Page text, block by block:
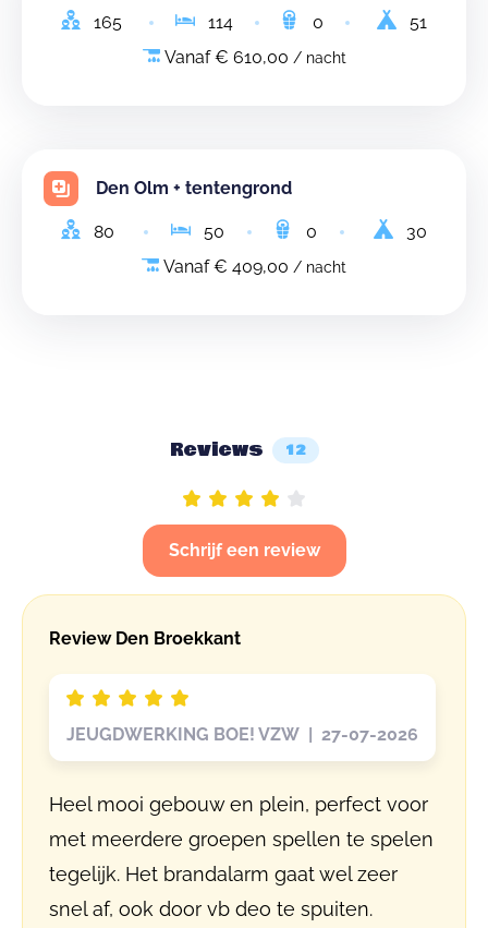
165 114 0
51
Vanaf € 610,00 / nacht
Den Olm + tentengrond
80 50 0
30
Vanaf € 409,00 / nacht
Reviews 12
Schrijf een review
Review Den Broekkant
JEUGDWERKING BOE! VZW | 27-07-2026
Heel mooi gebouw en plein, perfect voor
met meerdere groepen spellen te spelen
tegelijk. Het brandalarm gaat wel zeer
snel af, ook door vb deo te spuiten.